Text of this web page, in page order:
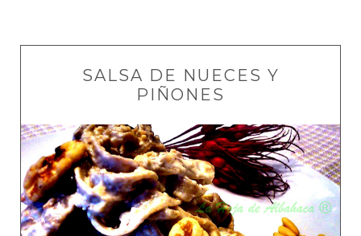
SALSA DE NUECES Y
PIÑONES